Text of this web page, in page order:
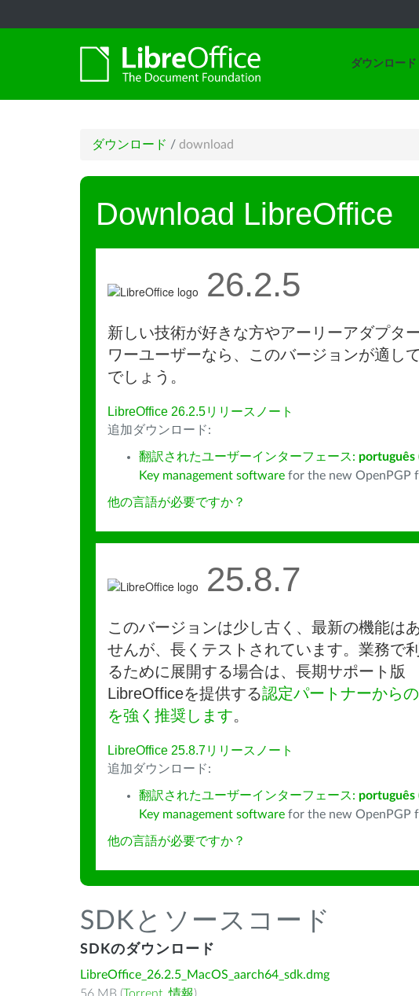
ダウンロード
ダウンロード / download
Download LibreOffice
26.2.5
新しい技術が好きな方やアーリーアダプタ
ワーユーザーなら、このバージョンが適し
でしょう。
LibreOffice 26.2.5リリースノート
追加ダウンロード:
翻訳されたユーザーインターフェース: português
Key management software for the new OpenPGP
他の言語が必要ですか？
25.8.7
このバージョンは少し古く、最新の機能は
せんが、長くテストされています。業務で
るために展開する場合は、長期サポート版
LibreOfficeを提供する認定パートナーから
を強く推奨します。
LibreOffice 25.8.7リリースノート
追加ダウンロード:
翻訳されたユーザーインターフェース: português
Key management software for the new OpenPGP
他の言語が必要ですか？
SDKとソースコード
SDKのダウンロード
LibreOffice_26.2.5_MacOS_aarch64_sdk.dmg